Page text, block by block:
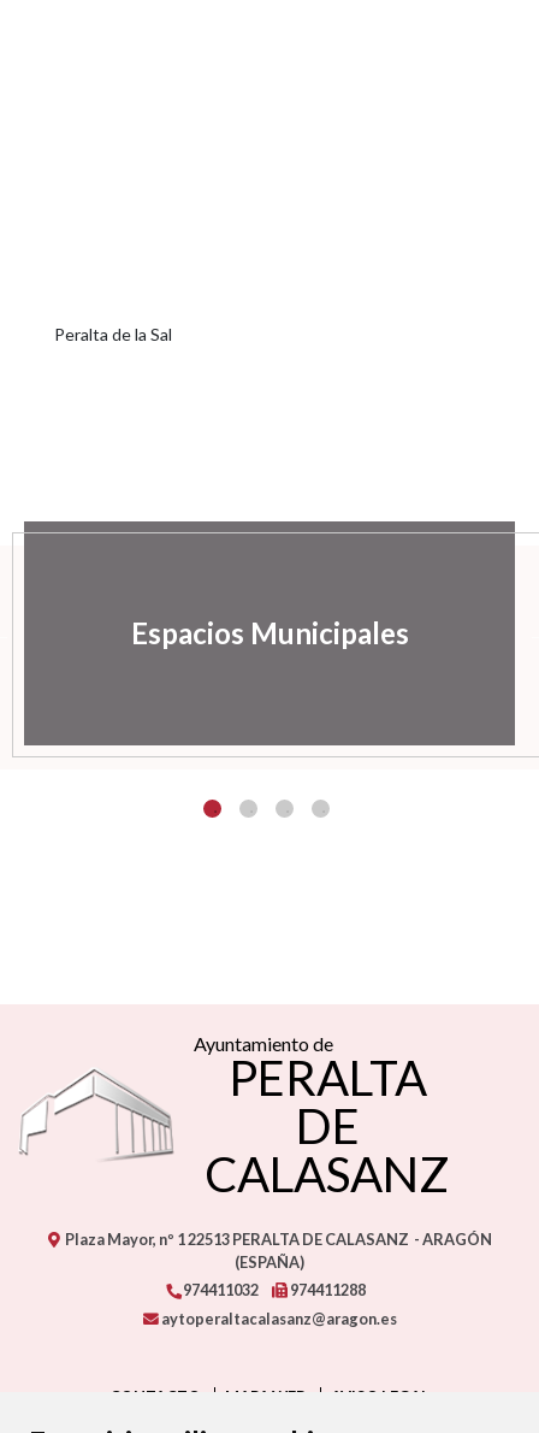
Peralta de la Sal
Espacios Municipales
Ayuntamiento de
PERALTA
DE
CALASANZ
Plaza Mayor, nº 122513 PERALTA DE CALASANZ - ARAGÓN
(ESPAÑA)
974411032
974411288
aytoperaltacalasanz@aragon.es
CONTACTO MAPA WEB
AVISO LEGAL
PROTECCIÓN DE DATOS